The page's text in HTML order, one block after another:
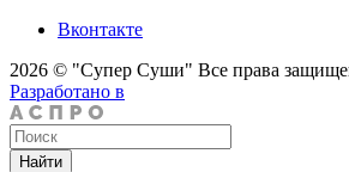
Вконтакте
2026 © "Супер Суши" Все права
Разработано в
Найти